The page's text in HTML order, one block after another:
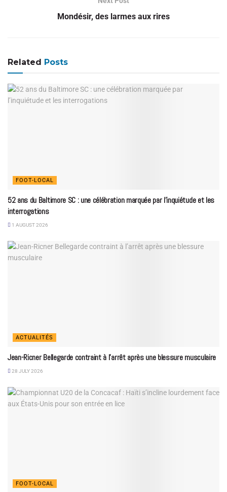
Mondésir, des larmes aux rires
Related Posts
FOOT-LOCAL
52 ans du Baltimore SC : une célébration marquée par l’inquiétude et les
interrogations
1 AUGUST 2026
ACTUALITÉS
Jean-Ricner Bellegarde contraint à l’arrêt après une blessure musculaire
28 JULY 2026
FOOT-LOCAL